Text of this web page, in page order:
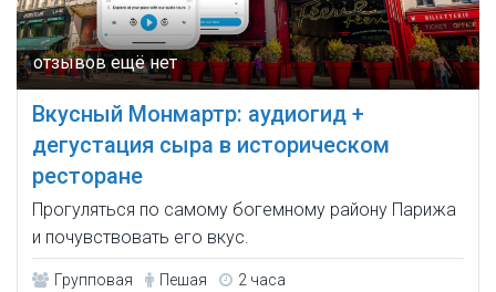
Вкусный Монмартр: аудиогид +
дегустация сыра в историческом
ресторане
Прогуляться по самому богемному району Парижа
и почувствовать его вкус.
Групповая Пешая 2 часа